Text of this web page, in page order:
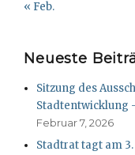
« Feb.
Neueste
Sitzung des
Stadtentwicklung
Februar 7, 2026
Stadtrat tagt am